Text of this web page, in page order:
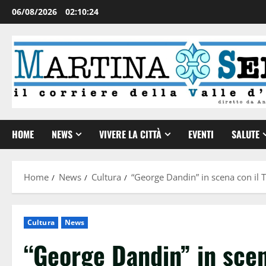
06/08/2026 02:10:25
HOME NEWS VIVERE LA CITTÀ EVENTI SALUTE
Home News Cultura “George Dandin” in scena con il
Cultura News
“George Dandin” in